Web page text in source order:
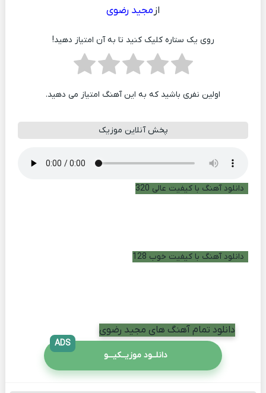
از مجید رضوی
روی یک ستاره کلیک کنید تا به آن امتیاز دهید!
اولین نفری باشید که به این آهنگ امتیاز می دهید.
پخش آنلاین موزیک
دانلود آهنگ با کیفیت عالی 320
دانلود آهنگ با کیفیت خوب 128
دانلود تمام آهنگ های مجید رضوی
دانلــود موزیــکیـــو
ADS